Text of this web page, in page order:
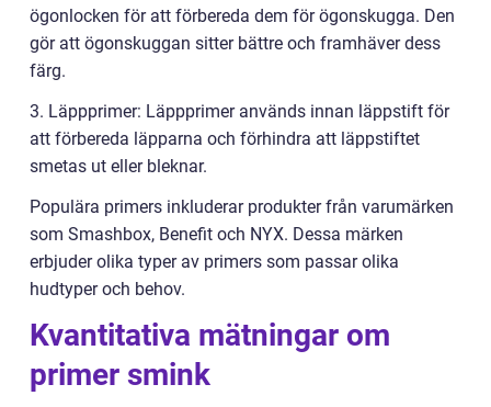
ögonlocken för att förbereda dem för ögonskugga. Den
gör att ögonskuggan sitter bättre och framhäver dess
färg.
3. Läppprimer: Läppprimer används innan läppstift för
att förbereda läpparna och förhindra att läppstiftet
smetas ut eller bleknar.
Populära primers inkluderar produkter från varumärken
som Smashbox, Benefit och NYX. Dessa märken
erbjuder olika typer av primers som passar olika
hudtyper och behov.
Kvantitativa mätningar om
primer smink